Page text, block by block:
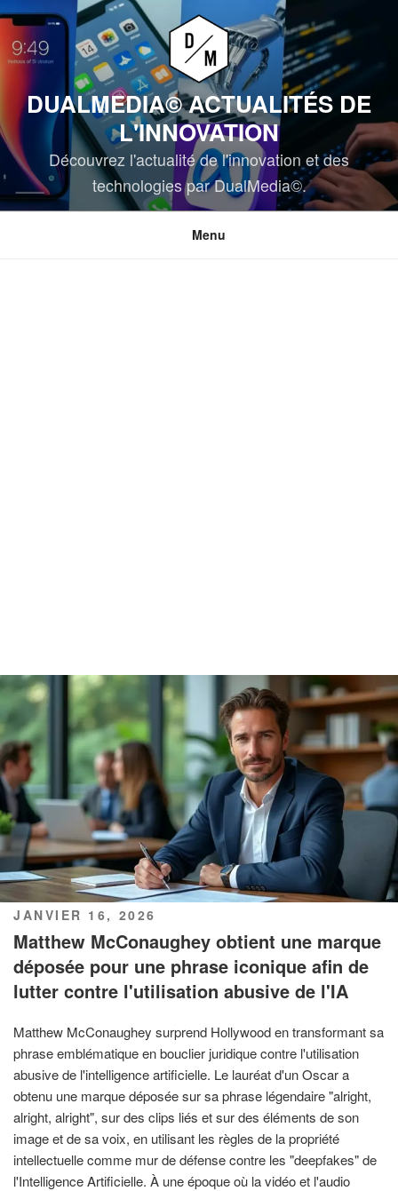
Aller
au
contenu
DUALMEDIA© ACTUALITÉS DE
L'INNOVATION
Découvrez l'actualité de l'innovation et des
technologies par DualMedia©.
Menu
PUBLIÉ
LE
JANVIER 16, 2026
Matthew McConaughey obtient une marque
déposée pour une phrase iconique afin de
lutter contre l'utilisation abusive de l'IA
Matthew McConaughey surprend Hollywood en transformant sa
phrase emblématique en bouclier juridique contre l'utilisation
abusive de l'intelligence artificielle. Le lauréat d'un Oscar a
obtenu une marque déposée sur sa phrase légendaire "alright,
alright, alright", sur des clips liés et sur des éléments de son
image et de sa voix, en utilisant les règles de la propriété
intellectuelle comme mur de défense contre les "deepfakes" de
l'Intelligence Artificielle. À une époque où la vidéo et l'audio